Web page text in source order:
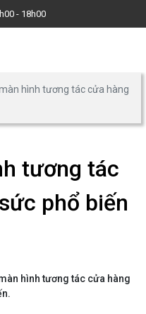
- 18h00
hình tương tác cửa hàng
tương tác
phổ biến
hình tương tác cửa hàng